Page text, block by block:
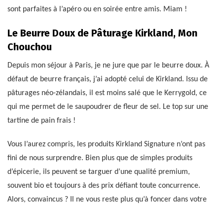
sont parfaites à l’apéro ou en soirée entre amis. Miam !
Le Beurre Doux de Pâturage Kirkland, Mon
Chouchou
Depuis mon séjour à Paris, je ne jure que par le beurre doux. À
défaut de beurre français, j’ai adopté celui de Kirkland. Issu de
pâturages néo-zélandais, il est moins salé que le Kerrygold, ce
qui me permet de le saupoudrer de fleur de sel. Le top sur une
tartine de pain frais !
Vous l’aurez compris, les produits Kirkland Signature n’ont pas
fini de nous surprendre. Bien plus que de simples produits
d’épicerie, ils peuvent se targuer d’une qualité premium,
souvent bio et toujours à des prix défiant toute concurrence.
Alors, convaincus ? Il ne vous reste plus qu’à foncer dans votre